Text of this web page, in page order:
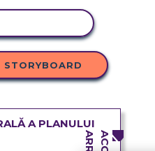
A PLANULUI